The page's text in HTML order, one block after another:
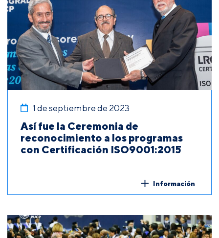
1 de septiembre de 2023
Así fue la Ceremonia de
reconocimiento a los programas
con Certificación ISO9001:2015
Información